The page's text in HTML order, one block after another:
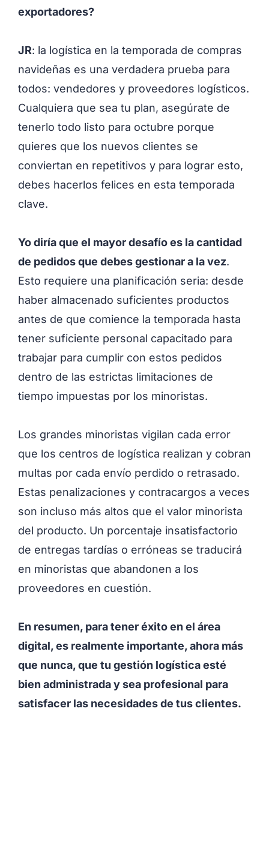
exportadores?
JR: la logística en la temporada de compras
navideñas es una verdadera prueba para
todos: vendedores y proveedores logísticos.
Cualquiera que sea tu plan, asegúrate de
tenerlo todo listo para octubre porque
quieres que los nuevos clientes se
conviertan en repetitivos y para lograr esto,
debes hacerlos felices en esta temporada
clave.
Yo diría que el mayor desafío es la cantidad
de pedidos que debes gestionar a la vez.
Esto requiere una planificación seria: desde
haber almacenado suficientes productos
antes de que comience la temporada hasta
tener suficiente personal capacitado para
trabajar para cumplir con estos pedidos
dentro de las estrictas limitaciones de
tiempo impuestas por los minoristas.
Los grandes minoristas vigilan cada error
que los centros de logística realizan y cobran
multas por cada envío perdido o retrasado.
Estas penalizaciones y contracargos a veces
son incluso más altos que el valor minorista
del producto. Un porcentaje insatisfactorio
de entregas tardías o erróneas se traducirá
en minoristas que abandonen a los
proveedores en cuestión.
En resumen, para tener éxito en el área
digital, es realmente importante, ahora más
que nunca, que tu gestión logística esté
bien administrada y sea profesional para
satisfacer las necesidades de tus clientes.